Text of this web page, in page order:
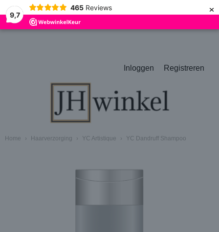
9,7
465 Reviews ×
Inloggen Registreren
Home › Haarverzorging › YC Artistique › YC Dandruff Shampoo